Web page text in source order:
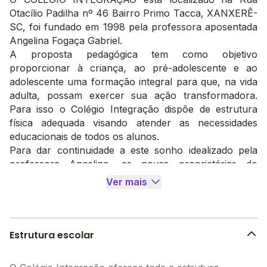
Otacílio Padilha nº 46 Bairro Primo Tacca, XANXERÊ-
SC, foi fundado em 1998 pela professora aposentada
Angelina Fogaça Gabriel.
A proposta pedagógica tem como objetivo
proporcionar à criança, ao pré-adolescente e ao
adolescente uma formação integral para que, na vida
adulta, possam exercer sua ação transformadora.
Para isso o Colégio Integração dispõe de estrutura
física adequada visando atender as necessidades
educacionais de todos os alunos.
Para dar continuidade a este sonho idealizado pela
professora Angelina, as novas proprietárias do
Colégio Integração professoras Maria Salete e
junho de 2011.
Dentro de sua grade curricular oferece aulas de
Ver mais
Estrutura escolar